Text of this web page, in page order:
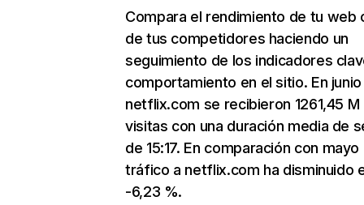
Compara el rendimiento de tu web
de tus competidores haciendo un
seguimiento de los indicadores
comportamiento en el sitio. En junio
netflix.com se recibieron 1261,45 M
visitas con una duración media de
de 15:17. En comparación con mayo
tráfico a netflix.com ha disminuido
-6,23 %.